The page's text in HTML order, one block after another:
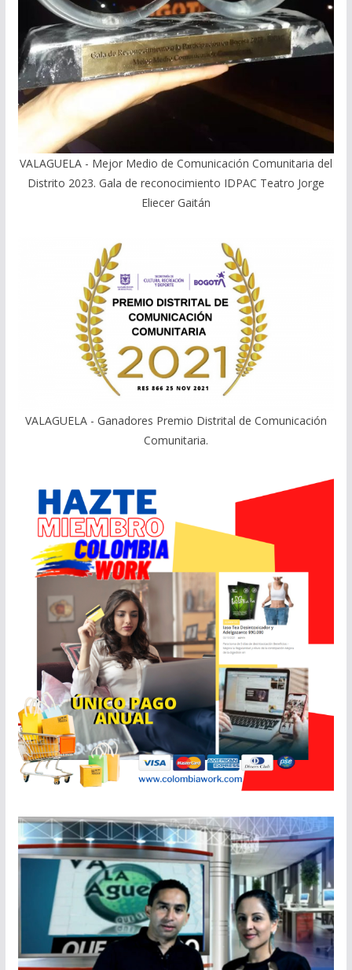
VALAGUELA - Mejor Medio de Comunicación Comunitaria del
Distrito 2023. Gala de reconocimiento IDPAC Teatro Jorge
Eliecer Gaitán
VALAGUELA - Ganadores Premio Distrital de Comunicación
Comunitaria.